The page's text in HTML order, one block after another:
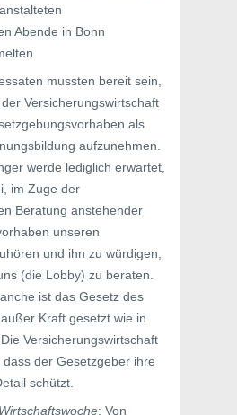
Abende in Bonn
mussten bereit sein,
Versicherungswirtschaft
als
aufzunehmen.
werde lediglich erwartet,
im Zuge der
Beratung anstehender
unseren
und ihn zu würdigen,
(die Lobby) zu beraten.
ist das Gesetz des
Kraft gesetzt wie in
Versicherungswirtschaft
der Gesetzgeber ihre
schützt.
: Von